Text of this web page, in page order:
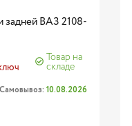
задней ВАЗ 2108-
Товар на
складе
Самовывоз: 10.08.2026